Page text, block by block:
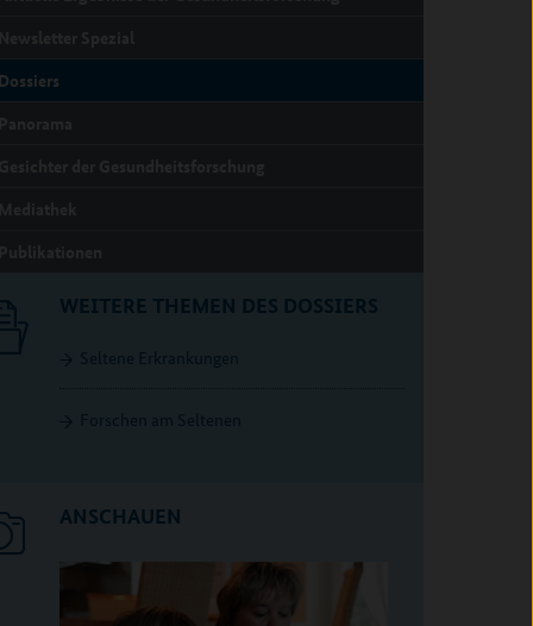
Dossiers
WEITERE THEMEN DES DOSSIERS
Seltene Erkrankungen
Forschen am Seltenen
ANSCHAUEN